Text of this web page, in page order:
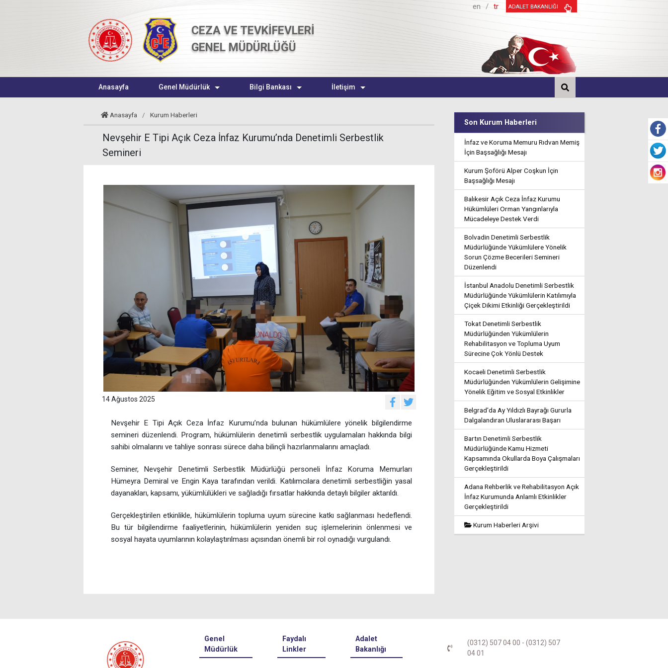
CEZA VE TEVKİFEVLERİ
GENEL MÜDÜRLÜĞÜ
en / tr ADALET BAKANLIĞI
Anasayfa Genel Müdürlük Bilgi Bankası İletişim
Anasayfa / Kurum Haberleri
Nevşehir E Tipi Açık Ceza İnfaz Kurumu’nda Denetimli Serbestlik
Semineri
14 Ağustos 2025
Nevşehir E Tipi Açık Ceza İnfaz Kurumu’nda bulunan hükümlülere yönelik bilgilendirme
semineri düzenlendi. Program, hükümlülerin denetimli serbestlik uygulamaları hakkında bilgi
sahibi olmalarını ve tahliye sonrası sürece daha bilinçli hazırlanmalarını amaçladı.
Seminer, Nevşehir Denetimli Serbestlik Müdürlüğü personeli İnfaz Koruma Memurları
Hümeyra Demiral ve Engin Kaya tarafından verildi. Katılımcılara denetimli serbestliğin yasal
dayanakları, kapsamı, yükümlülükleri ve sağladığı fırsatlar hakkında detaylı bilgiler aktarıldı.
Gerçekleştirilen etkinlikle, hükümlülerin topluma uyum sürecine katkı sağlanması hedeflendi.
Bu tür bilgilendirme faaliyetlerinin, hükümlülerin yeniden suç işlemelerinin önlenmesi ve
sosyal hayata uyumlarının kolaylaştırılması açısından önemli bir rol oynadığı vurgulandı.
Son Kurum Haberleri
İnfaz ve Koruma Memuru Rıdvan Memiş
İçin Başsağlığı Mesajı
Kurum Şoförü Alper Coşkun İçin
Başsağlığı Mesajı
Balıkesir Açık Ceza İnfaz Kurumu
Hükümlüleri Orman Yangınlarıyla
Mücadeleye Destek Verdi
Bolvadin Denetimli Serbestlik
Müdürlüğünde Yükümlülere Yönelik
Sorun Çözme Becerileri Semineri
Düzenlendi
İstanbul Anadolu Denetimli Serbestlik
Müdürlüğünde Yükümlülerin Katılımıyla
Çiçek Dikimi Etkinliği Gerçekleştirildi
Tokat Denetimli Serbestlik
Müdürlüğünden Yükümlülerin
Rehabilitasyon ve Topluma Uyum
Sürecine Çok Yönlü Destek
Kocaeli Denetimli Serbestlik
Müdürlüğünden Yükümlülerin Gelişimine
Yönelik Eğitim ve Sosyal Etkinlikler
Belgrad'da Ay Yıldızlı Bayrağı Gururla
Dalgalandıran Uluslararası Başarı
Bartın Denetimli Serbestlik
Müdürlüğünde Kamu Hizmeti
Kapsamında Okullarda Boya Çalışmaları
Gerçekleştirildi
Adana Rehberlik ve Rehabilitasyon Açık
İnfaz Kurumunda Anlamlı Etkinlikler
Gerçekleştirildi
Kurum Haberleri Arşivi
Genel
Müdürlük
Faydalı
Linkler
Adalet
Bakanlığı
(0312) 507 04 00 - (0312) 507
04 01